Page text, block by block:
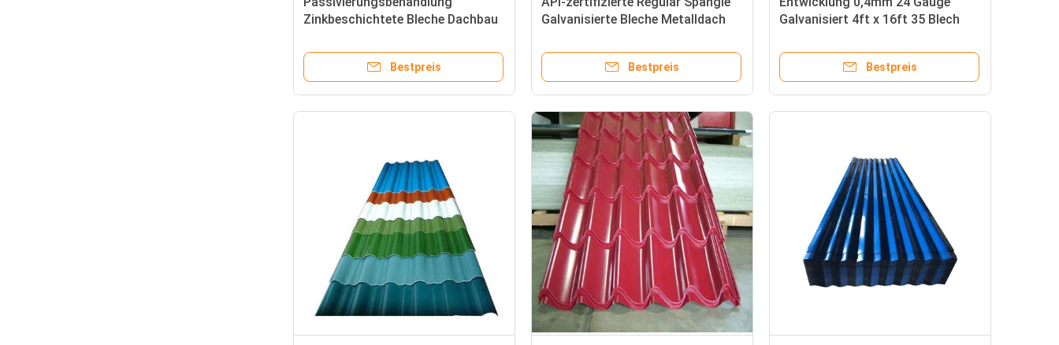
Zinkbeschichtete Bleche Dachbau
Bestpreis
Galvanisierte Bleche Metalldach
Bestpreis
Galvanisiert 4ft x 16ft 35 Blech
Fliesen Schütteln Dach Dach
Metallplatten
Bestpreis